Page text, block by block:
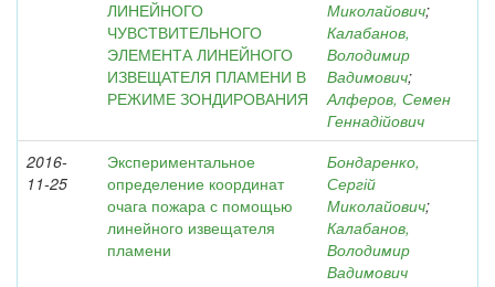
ЛИНЕЙНОГО
ЧУВСТВИТЕЛЬНОГО
ЭЛЕМЕНТА ЛИНЕЙНОГО
ИЗВЕЩАТЕЛЯ ПЛАМЕНИ В
РЕЖИМЕ ЗОНДИРОВАНИЯ
Миколайович;
Калабанов,
Володимир
Вадимович;
Алферов, Семен
Геннадійович
2016-
11-25
Экспериментальное
определение координат
очага пожара с помощью
линейного извещателя
пламени
Бондаренко,
Сергій
Миколайович;
Калабанов,
Володимир
Вадимович